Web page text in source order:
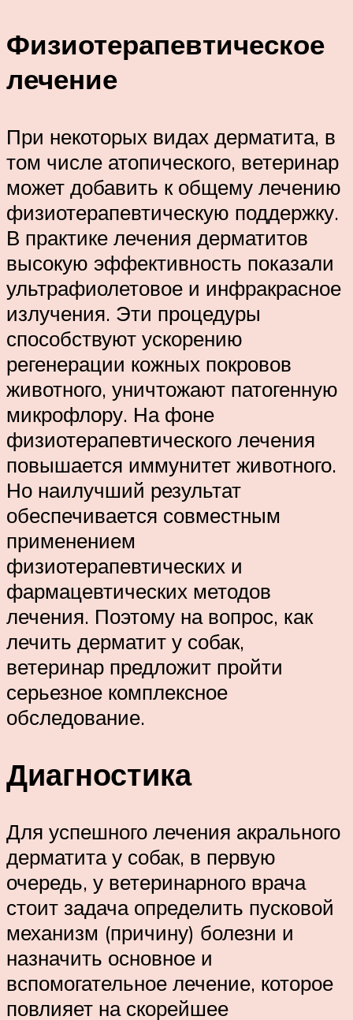
Физиотерапевтическое
лечение
При некоторых видах дерматита, в
том числе атопического, ветеринар
может добавить к общему лечению
физиотерапевтическую поддержку.
В практике лечения дерматитов
высокую эффективность показали
ультрафиолетовое и инфракрасное
излучения. Эти процедуры
способствуют ускорению
регенерации кожных покровов
животного, уничтожают патогенную
микрофлору. На фоне
физиотерапевтического лечения
повышается иммунитет животного.
Но наилучший результат
обеспечивается совместным
применением
физиотерапевтических и
фармацевтических методов
лечения. Поэтому на вопрос, как
лечить дерматит у собак,
ветеринар предложит пройти
серьезное комплексное
обследование.
Диагностика
Для успешного лечения акрального
дерматита у собак, в первую
очередь, у ветеринарного врача
стоит задача определить пусковой
механизм (причину) болезни и
назначить основное и
вспомогательное лечение, которое
повлияет на скорейшее